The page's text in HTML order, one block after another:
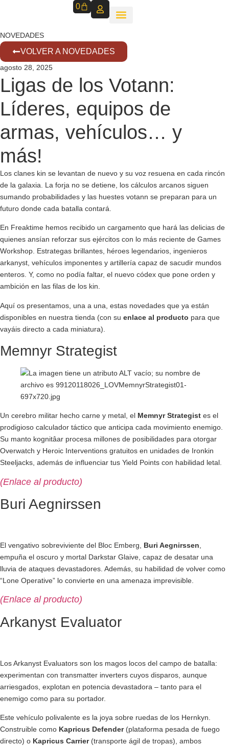
0
NOVEDADES
VOLVER A NOVEDADES
agosto 28, 2025
Ligas de los Votann:
Líderes, equipos de
armas, vehículos… y
más!
Los clanes kin se levantan de nuevo y su voz resuena en cada rincón
de la galaxia. La forja no se detiene, los cálculos arcanos siguen
sumando probabilidades y las huestes votann se preparan para un
futuro donde cada batalla contará.
En Freaktime hemos recibido un cargamento que hará las delicias de
quienes ansían reforzar sus ejércitos con lo más reciente de Games
Workshop. Estrategas brillantes, héroes legendarios, ingenieros
arkanyst, vehículos imponentes y artillería capaz de sacudir mundos
enteros. Y, como no podía faltar, el nuevo códex que pone orden y
ambición en las filas de los kin.
Aquí os presentamos, una a una, estas novedades que ya están
disponibles en nuestra tienda (con su enlace al producto para que
vayáis directo a cada miniatura).
Memnyr Strategist
Un cerebro militar hecho carne y metal, el Memnyr Strategist es el
prodigioso calculador táctico que anticipa cada movimiento enemigo.
Su manto kognitâar procesa millones de posibilidades para otorgar
Overwatch y Heroic Interventions gratuitos en unidades de Ironkin
Steeljacks, además de influenciar tus Yield Points con habilidad letal.
(Enlace al producto)
Buri Aegnirssen
El vengativo sobreviviente del Bloc Emberg, Buri Aegnirssen
empuña el oscuro y mortal Darkstar Glaive, capaz de desatar una
lluvia de ataques devastadores. Además, su habilidad de volver como
“Lone Operative” lo convierte en una amenaza imprevisible.
(Enlace al producto)
Arkanyst Evaluator
Los Arkanyst Evaluators son los magos locos del campo de batalla:
experimentan con transmatter inverters cuyos disparos, aunque
arriesgados, explotan en potencia devastadora – tanto para el
enemigo como para su portador.
Este vehículo polivalente es la joya sobre ruedas de los Hernkyn.
Construible como Kapricus Defender(plataforma pesada de fuego
directo) o Kapricus Carrier(transporte ágil de tropas), ambos